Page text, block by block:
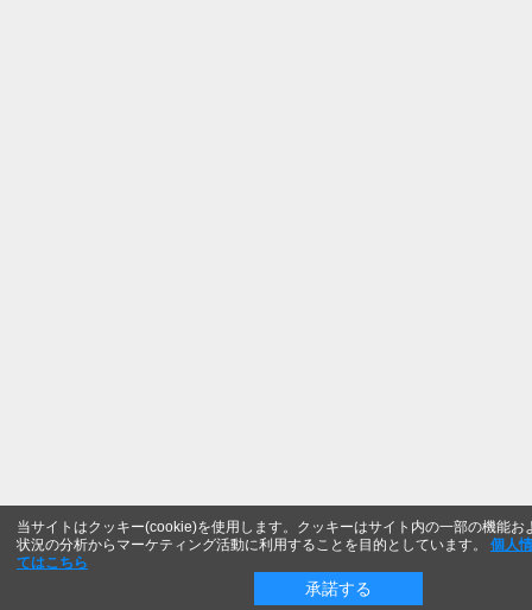
当サイトはクッキー(cookie)を使用します。クッキーはサイト内の一部の機能お
状況の分析からマーケティング活動に利用することを目的としています。
個人
てはこちら
承諾する